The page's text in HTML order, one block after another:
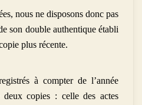
nous ne disposons donc pas
son double authentique établi
plus récente.
à compter de l’année
deux copies : celle des actes